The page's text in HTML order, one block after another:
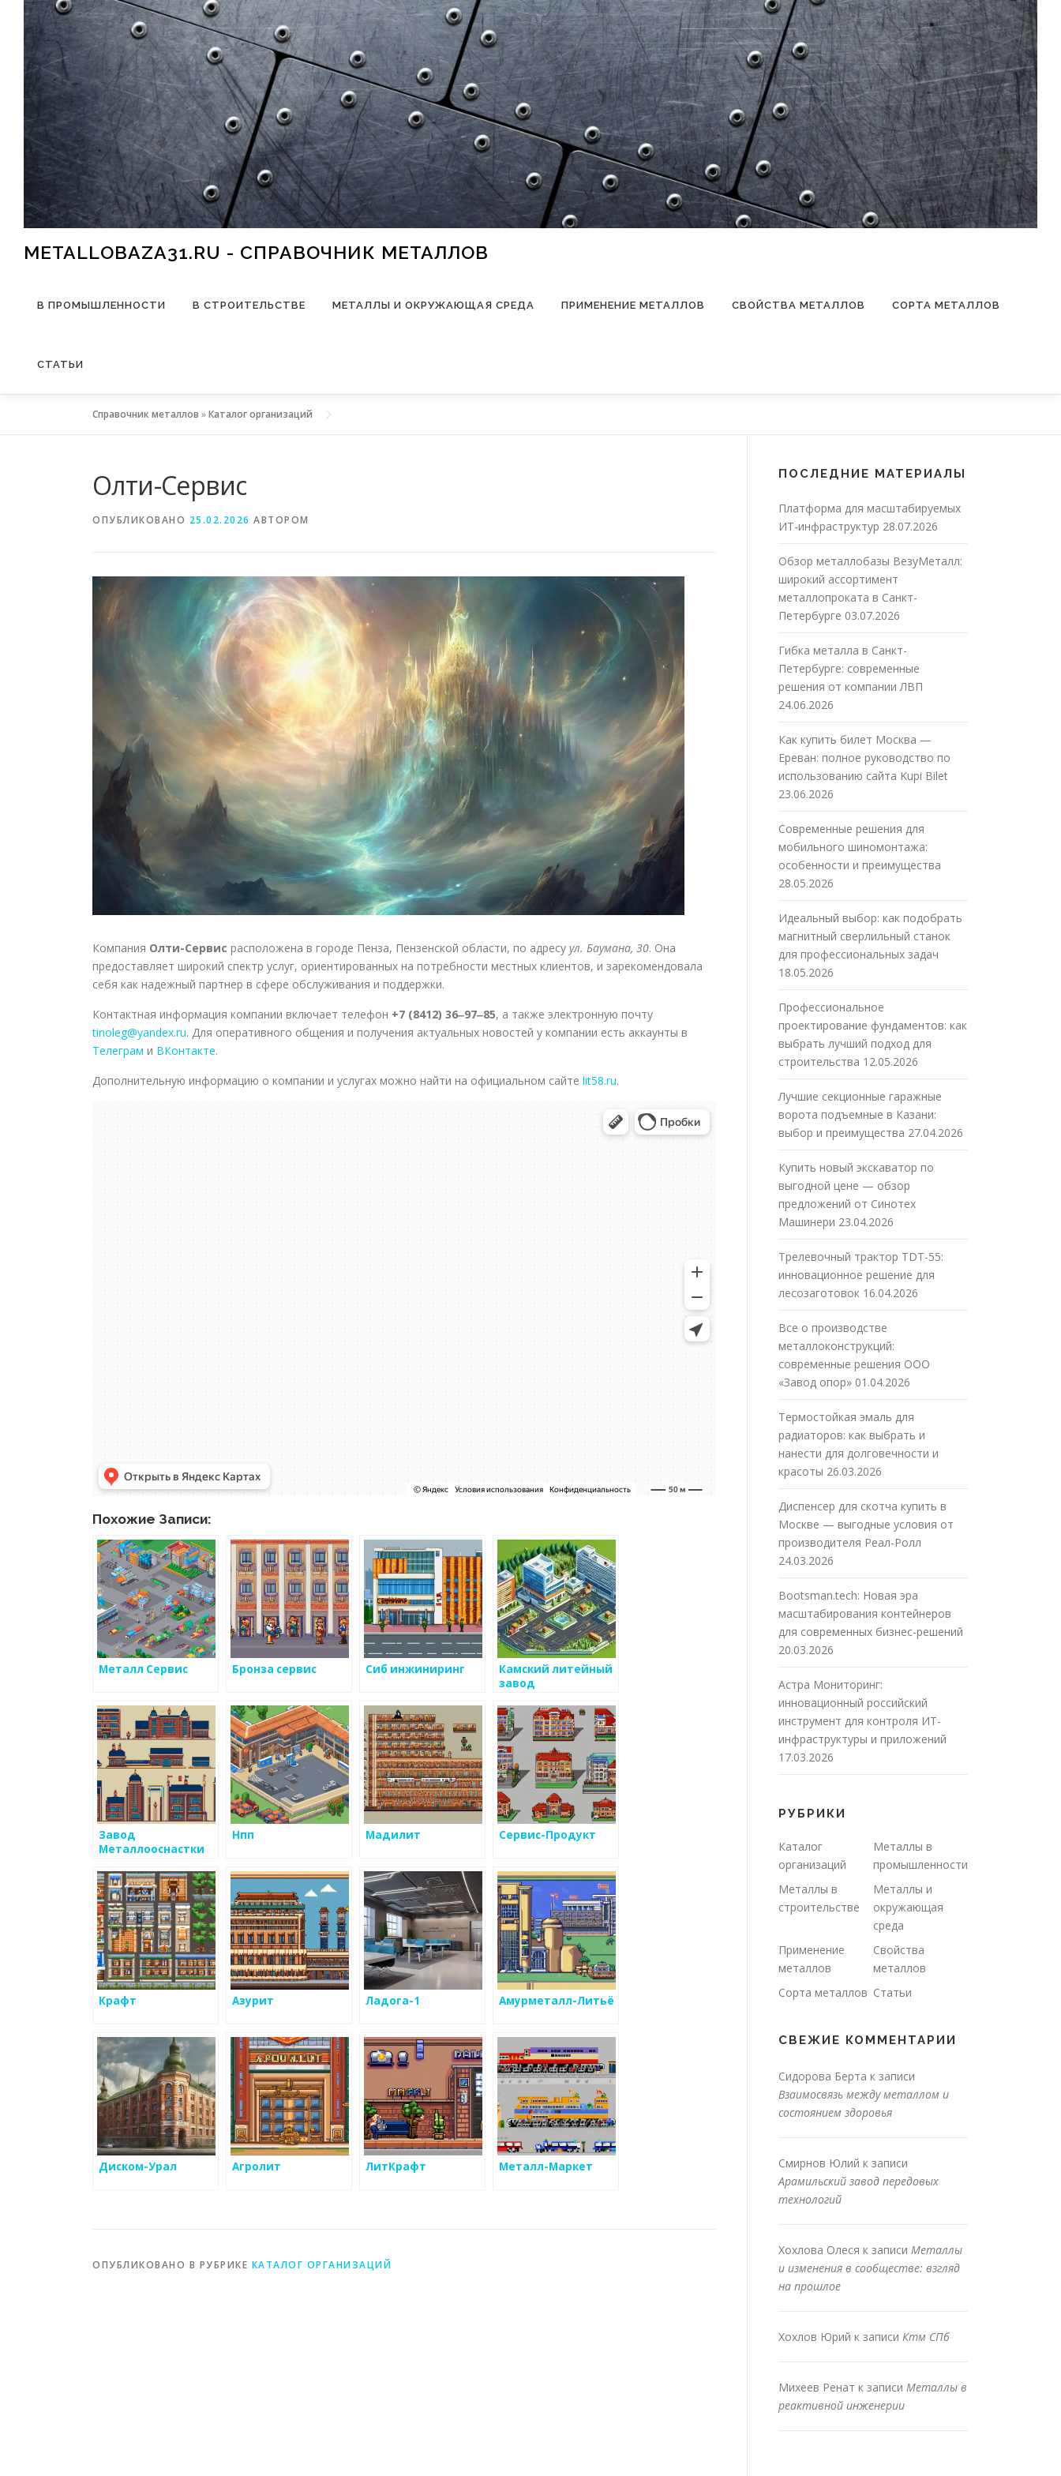
Перейти к содержимому
METALLOBAZA31.RU - СПРАВОЧНИК МЕТАЛЛОВ
В ПРОМЫШЛЕННОСТИ В СТРОИТЕЛЬСТВЕ МЕТАЛЛЫ И ОКРУЖАЮЩАЯ СРЕДА ПРИМЕНЕНИЕ МЕТАЛЛОВ СВОЙСТВА МЕТАЛЛОВ СОРТА МЕТАЛЛОВ
СТАТЬИ
Справочник металлов »Каталог организаций
Олти-Сервис
ОПУБЛИКОВАНО 25.02.2026 АВТОРОМ
Компания Олти-Сервис расположена в городе Пенза, Пензенской области, по адресу ул. Баумана, 30. Она
предоставляет широкий спектр услуг, ориентированных на потребности местных клиентов, и зарекомендовала
себя как надежный партнер в сфере обслуживания и поддержки.
Контактная информация компании включает телефон +7 (8412) 36‒97‒85, а также электронную почту
tinoleg@yandex.ru. Для оперативного общения и получения актуальных новостей у компании есть аккаунты в
Телеграм и ВКонтакте.
Дополнительную информацию о компании и услугах можно найти на официальном сайте lit58.ru.
Похожие Записи:
Металл Сервис Бронза сервис Сиб инжиниринг
Камский литейный
завод
Завод
Металлооснастки
Нпп Мадилит Сервис-Продукт
Крафт Азурит Ладога-1 Амурметалл-Литьё
Диском-Урал Агролит ЛитКрафт Металл-Маркет
ОПУБЛИКОВАНО В РУБРИКЕ КАТАЛОГ ОРГАНИЗАЦИЙ
ПОСЛЕДНИЕ МАТЕРИАЛЫ
Платформа для масштабируемых
ИТ-инфраструктур 28.07.2026
Обзор металлобазы ВезуМеталл:
широкий ассортимент
металлопроката в Санкт-
Петербурге 03.07.2026
Гибка металла в Санкт-
Петербурге: современные
решения от компании ЛВП
24.06.2026
Как купить билет Москва —
Ереван: полное руководство по
использованию сайта Kupi Bilet
23.06.2026
Современные решения для
мобильного шиномонтажа:
особенности и преимущества
28.05.2026
Идеальный выбор: как подобрать
магнитный сверлильный станок
для профессиональных задач
18.05.2026
Профессиональное
проектирование фундаментов: как
выбрать лучший подход для
строительства 12.05.2026
Лучшие секционные гаражные
ворота подъемные в Казани:
выбор и преимущества 27.04.2026
Купить новый экскаватор по
выгодной цене — обзор
предложений от Синотех
Машинери 23.04.2026
Трелевочный трактор TDT-55:
инновационное решение для
лесозаготовок 16.04.2026
Все о производстве
металлоконструкций:
современные решения ООО
«Завод опор» 01.04.2026
Термостойкая эмаль для
радиаторов: как выбрать и
нанести для долговечности и
красоты 26.03.2026
Диспенсер для скотча купить в
Москве — выгодные условия от
производителя Реал-Ролл
24.03.2026
Bootsman.tech: Новая эра
масштабирования контейнеров
для современных бизнес-решений
20.03.2026
Астра Мониторинг:
инновационный российский
инструмент для контроля ИТ-
инфраструктуры и приложений
17.03.2026
РУБРИКИ
Каталог
организаций
Металлы в
промышленности
Металлы в
строительстве
Металлы и
окружающая
среда
Применение
металлов
Свойства
металлов
Сорта металлов Статьи
СВЕЖИЕ КОММЕНТАРИИ
Сидорова Берта к записи
Взаимосвязь между металлом и
состоянием здоровья
Смирнов Юлий к записи
Арамильский завод передовых
технологий
Хохлова Олеся к записи Металлы
и изменения в сообществе: взгляд
на прошлое
Хохлов Юрий к записи Ктм СПб
Михеев Ренат к записи Металлы в
реактивной инженерии